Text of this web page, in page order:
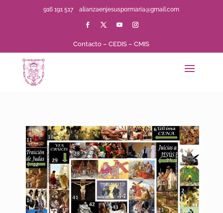
916 191 517alianzaenjesuspormaria@gmail.com
Contacto –CEDIS –CMIS